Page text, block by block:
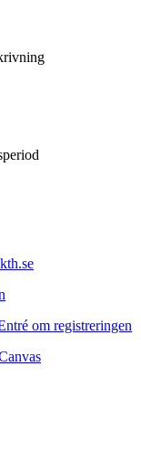
om registreringen